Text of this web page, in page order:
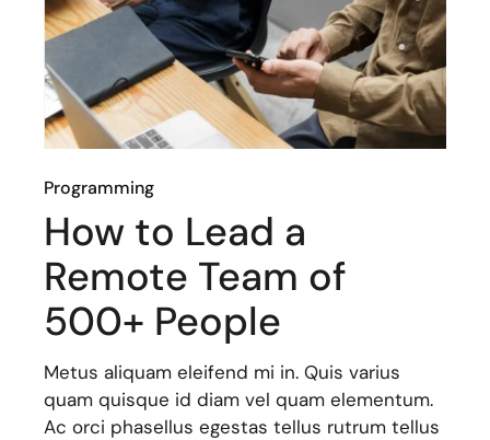
Programming
How to Lead a
Remote Team of
500+ People
Metus aliquam eleifend mi in. Quis varius
quam quisque id diam vel quam elementum.
Ac orci phasellus egestas tellus rutrum tellus